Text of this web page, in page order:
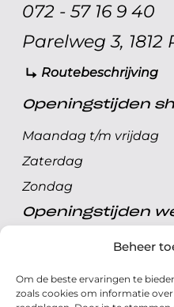
Beheer
Om de beste ervaringen te
zoals cookies om informatie
072 - 57 16 9 40
Parelweg 3,
Routebeschrijving
Openingstijden
Maandag t/m vrijdag
Zaterdag
Zondag
Openingstijden
Maandag t/m vrijdag
Zondag